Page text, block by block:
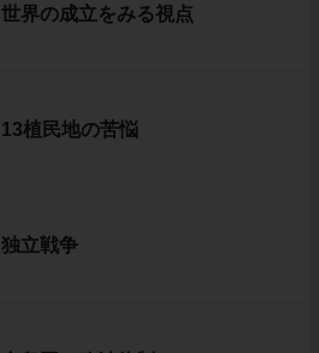
界の成立をみる視点
植民地の苦悩
立戦争